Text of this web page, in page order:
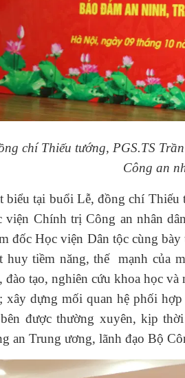
chí Thiếu tướng, PGS.TS
Công an
biểu tại buổi Lễ, đồng chí
viện Chính trị Công an nhân
đốc Học viện Dân tộc cùng
huy tiềm năng, thế mạnh của
đào tạo, nghiên cứu khoa học
xây dựng mối quan hệ phối
được thường xuyên, kịp
an Trung ương, lãnh đạo Bộ